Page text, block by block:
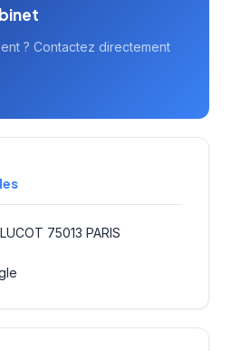
? Contactez directement
75013 PARIS